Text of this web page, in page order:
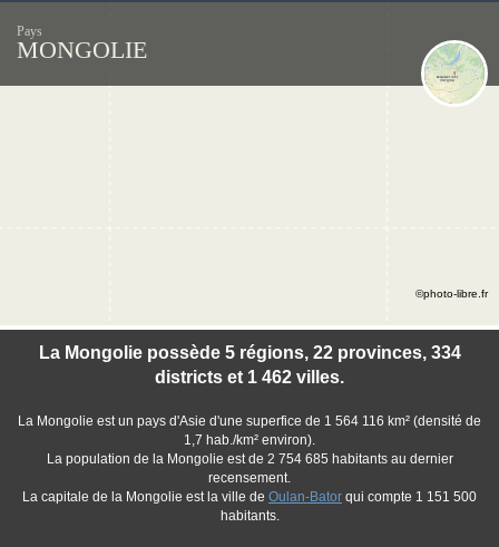
Pays
MONGOLIE
La Mongolie possède 5 régions, 22 provinces, 334
districts et 1 462 villes.
La Mongolie est un pays d'Asie d'une superfice de 1 564 116 km² (densité de
1,7 hab./km² environ).
La population de la Mongolie est de 2 754 685 habitants au dernier
recensement.
La capitale de la Mongolie est la ville de Oulan-Bator qui compte 1 151 500
habitants.
©photo-libre.fr